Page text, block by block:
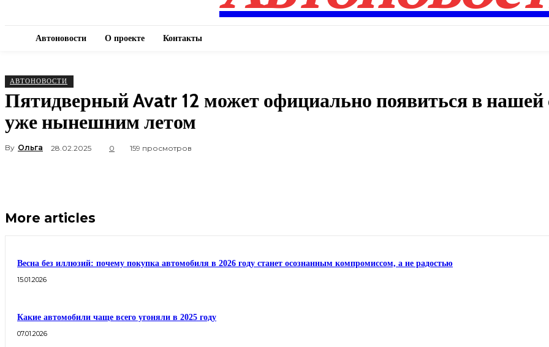
Автоновости О проекте Контакты
АВТОНОВОСТИ
Пятидверный Avatr 12 может официально появиться в нашей
уже нынешним летом
By Ольга 28.02.2025 0 159 просмотров
More articles
Весна без иллюзий: почему покупка автомобиля в 2026 году станет осознанным компромиссом, а не радостью
15.01.2026
Какие автомобили чаще всего угоняли в 2025 году
07.01.2026